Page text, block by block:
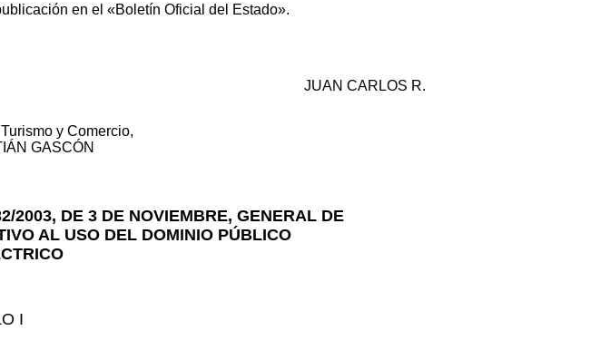
en el «Boletín Oficial del Estado».
JUAN CARLOS R.
y Comercio,
GASCÓN
2003, DE 3 DE NOVIEMBRE, GENERAL DE
AL USO DEL DOMINIO PÚBLICO
I